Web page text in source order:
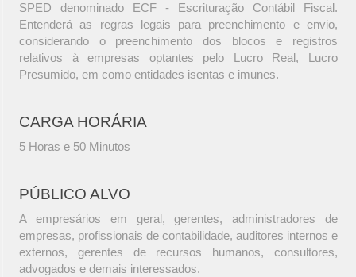
SPED denominado ECF - Escrituração Contábil Fiscal.
Entenderá as regras legais para preenchimento e envio,
considerando o preenchimento dos blocos e registros
relativos à empresas optantes pelo Lucro Real, Lucro
Presumido, em como entidades isentas e imunes.
CARGA HORÁRIA
5 Horas e 50 Minutos
PÚBLICO ALVO
A empresários em geral, gerentes, administradores de
empresas, profissionais de contabilidade, auditores internos e
externos, gerentes de recursos humanos, consultores,
advogados e demais interessados.